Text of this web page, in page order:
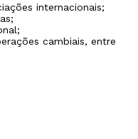
internacionais;
cambiais, entre